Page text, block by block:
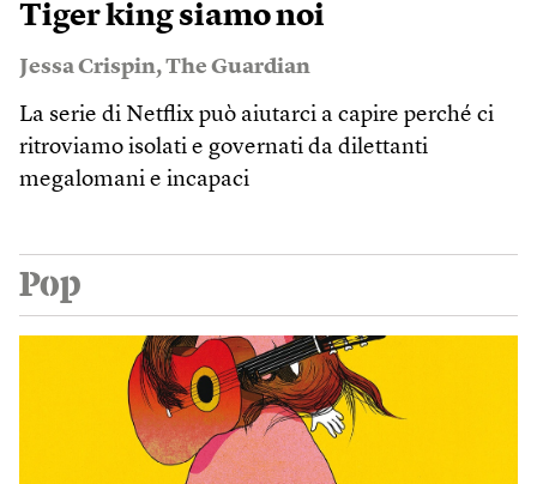
Tiger king siamo noi
Jessa Crispin,The Guardian
La serie di Netflix può aiutarci a capire perché ci
ritroviamo isolati e governati da dilettanti
megalomani e incapaci
Pop